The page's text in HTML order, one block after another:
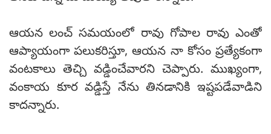
ఆయన లంచ్ సమయంలో రావు గోపాల రావు ఎంతో
ఆప్యాయంగా పలుకరిస్తూ, ఆయన నా కోసం ప్రత్యేకంగా
వంటకాలు తెచ్చి వడ్డించేవారని చెప్పారు. ముఖ్యంగా,
వంకాయ కూర వడ్డిస్తే నేను తినడానికి ఇష్టపడేవాడిని
కాదన్నారు.